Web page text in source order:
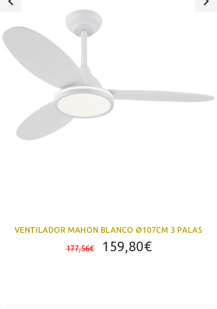
VENTILADOR MAHON BLANCO Ø107CM 3 PALAS
177,56€
El
159,80€El